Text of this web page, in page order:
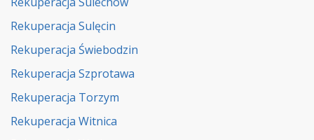
Rekuperacja Sulęcin
Rekuperacja Świebodzin
Rekuperacja Szprotawa
Rekuperacja Torzym
Rekuperacja Witnica